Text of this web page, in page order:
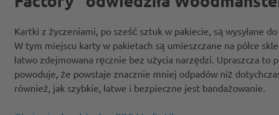
Kartki z życzeniami, po sześć sztuk w pakiecie, są wysyłane
W tym miejscu karty w pakietach są umieszczane na półce
łatwo zdejmowana ręcznie bez użycia narzędzi. Upraszcza to
powoduje, że powstaje znacznie mniej odpadów niż
również, jak szybkie, łatwe i bezpieczne jest bandażowanie.